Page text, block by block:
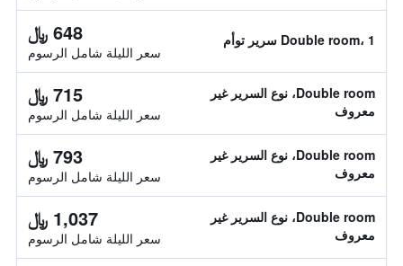
Double room، 1 سرير توأم 648 ﷼
سعر الليلة شامل الرسوم
Double room، نوع السرير غير
معروف
715 ﷼
سعر الليلة شامل الرسوم
Double room، نوع السرير غير
معروف
793 ﷼
سعر الليلة شامل الرسوم
Double room، نوع السرير غير
معروف
1,037 ﷼
سعر الليلة شامل الرسوم